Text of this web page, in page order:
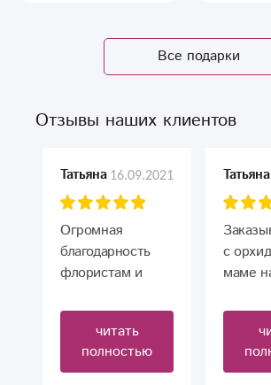
Все подарки
Отзывы наших клиентов
Татьяна 16.09.2021
Огромная
благодарность
флористам и
магазина за
работу. Букет
прекрасный,
цветы свежие.
читать
полностью
Татьяна
с
маме
очень
быстро